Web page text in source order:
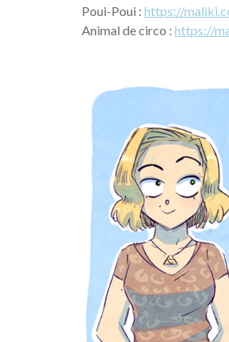
Poui-Poui : https://
Animal de circo : https://